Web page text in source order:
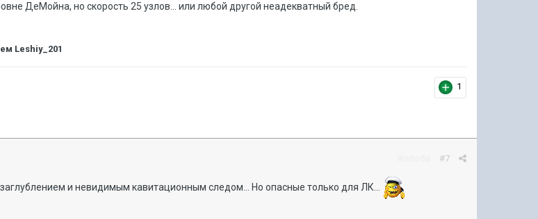
ДеМойна, но скорость 25 узлов... или любой другой неадекватный бред.
Leshiy_201
1
#7
и невидимым кавитационным следом... Но опасные только для ЛК...